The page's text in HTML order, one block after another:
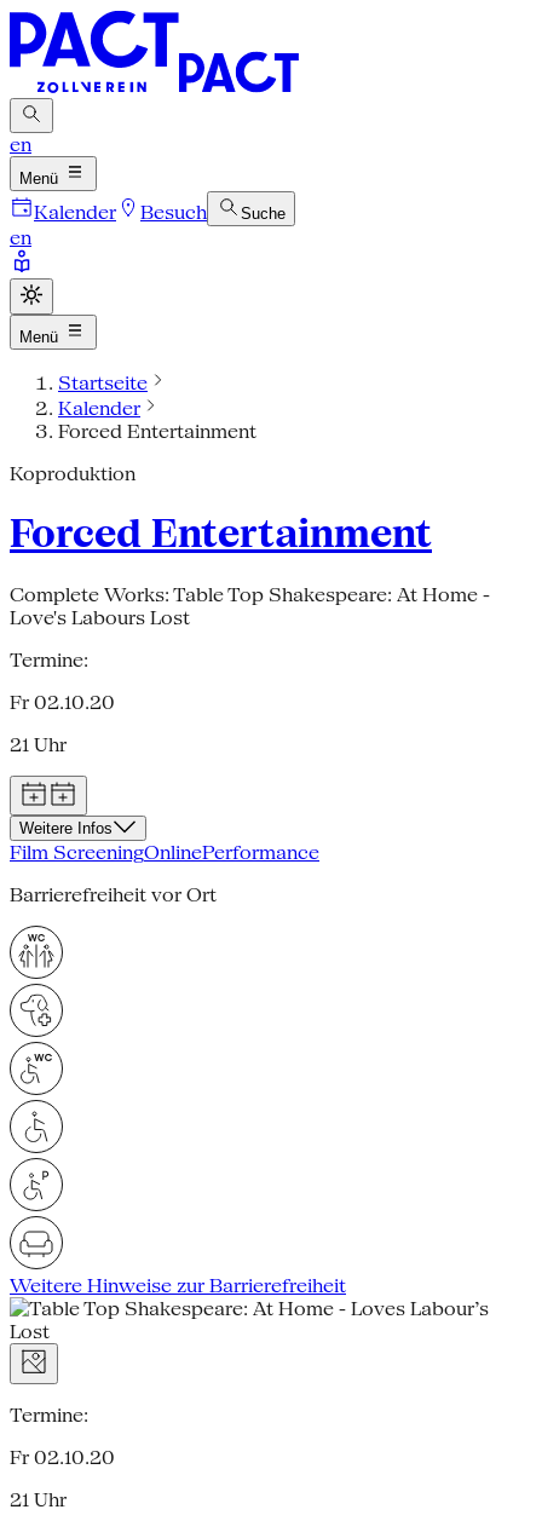
en
Menü
Kalender Besuch Suche
en
Menü
Startseite
Kalender
Forced Entertainment
Koproduktion
Forced Entertainment
Complete Works: Table Top Shakespeare: At Home -
Love's Labours Lost
Termine:
Fr 02.10.20
21 Uhr
Weitere Infos
Film ScreeningOnlinePerformance
Barrierefreiheit vor Ort
Weitere Hinweise zur Barrierefreiheit
Termine:
Fr 02.10.20
21 Uhr